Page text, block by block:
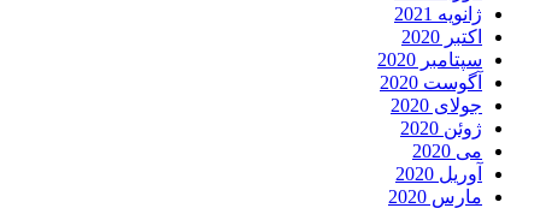
ژانویه 2021
اکتبر 2020
سپتامبر 2020
آگوست 2020
جولای 2020
ژوئن 2020
می 2020
آوریل 2020
مارس 2020